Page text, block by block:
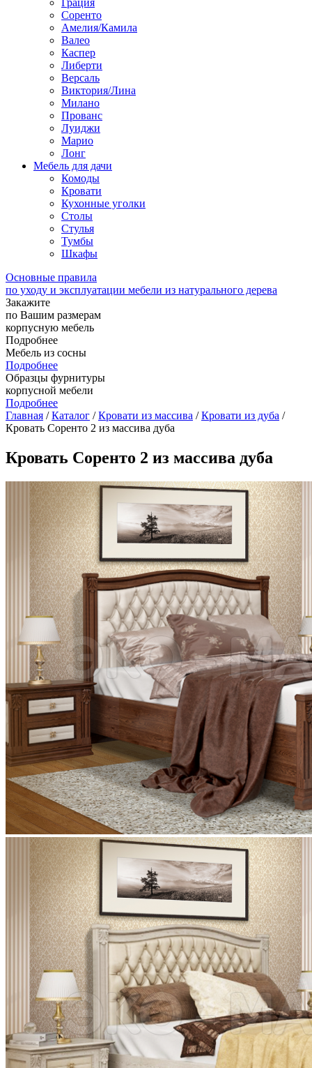
Грация
Соренто
Амелия/Камила
Валео
Каспер
Либерти
Версаль
Виктория/Лина
Милано
Прованс
Луиджи
Марио
Лонг
Мебель для дачи
Комоды
Кровати
Кухонные уголки
Столы
Стулья
Тумбы
Шкафы
Основные правила
по уходу и эксплуатации мебели из натурального дерева
Закажите
по Вашим размерам
корпусную мебель
Подробнее
Мебель из сосны
Подробнее
Образцы фурнитуры
корпусной мебели
Подробнее
Главная /Каталог /Кровати из массива /Кровати из дуба /
Кровать Соренто 2 из массива дуба
Кровать Соренто 2 из массива дуба